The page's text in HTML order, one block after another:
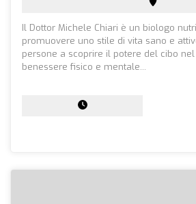
Il Dottor Michele Chiari è un biologo
promuovere uno stile di vita sano e
persone a scoprire il potere del cibo
benessere fisico e mentale...